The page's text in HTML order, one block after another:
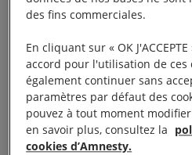
(rendez-vous au kiosque),
animateur nature.
« Pendant une heure et
marchons dans un espace
des fins commerciales.
En cliquant sur « OK
accord pour l'utilisation de ces
également continuer sans
paramètres par défaut des
pouvez à tout moment
en savoir plus, consultez la
cookies d’Amnesty.